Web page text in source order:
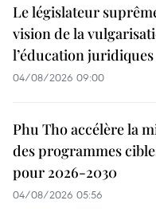
Le législateur
vision de la
l’éducation juridiques
04/08/2026 09:00
Phu Tho accélère la
des programmes
pour 2026-2030
04/08/2026 05:56